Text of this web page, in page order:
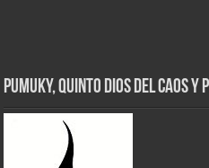
Pumuky, Quinto Dios del Caos